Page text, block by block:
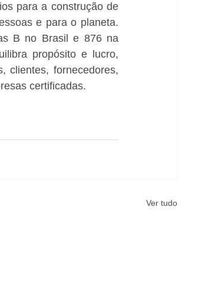
para a construção de
e para o planeta.
B no Brasil e 876 na
propósito e lucro,
clientes, fornecedores,
certificadas.
Ver tudo